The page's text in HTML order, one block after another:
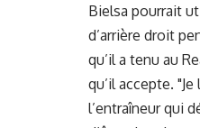
Bielsa pourrait
d’arrière droit
qu’il a tenu au
qu’il accepte.
l’entraîneur qui